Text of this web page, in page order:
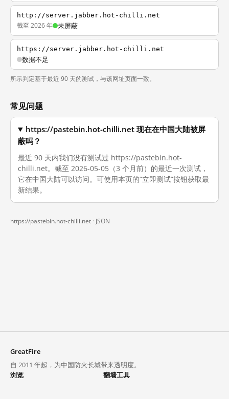
http://server.jabber.hot-chilli.net
截至 2026 年 未屏蔽
https://server.jabber.hot-chilli.net
数据不足
所示判定基于最近 90 天的测试，与该网址页面一致。
常见问题
https://pastebin.hot-chilli.net 现在在中国大陆被屏
蔽吗？
最近 90 天内我们没有测试过 https://pastebin.hot-
chilli.net。截至 2026-05-05（3 个月前）的最近一次测试，
它在中国大陆可以访问。可使用本页的“立即测试”按钮获取最
新结果。
https://pastebin.hot-chilli.net · JSON
GreatFire
自 2011 年起，为中国防火长城带来透明度。
浏览
翻墙工具